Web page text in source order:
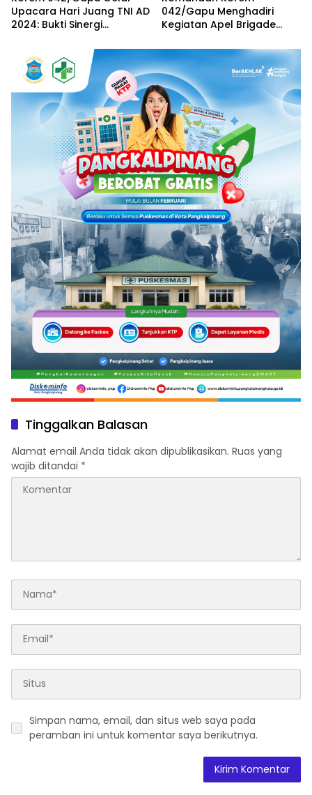
Upacara Hari Juang TNI AD
2024: Bukti Sinergi
042/Gapu Menghadiri
Kegiatan Apel Brigade
Tinggalkan Balasan
Alamat email Anda tidak akan dipublikasikan. Ruas yang
wajib ditandai *
Simpan nama, email, dan situs web saya pada
peramban ini untuk komentar saya berikutnya.